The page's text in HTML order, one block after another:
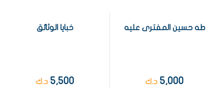
طه حسين المفترى عليه
5,000 د.ك
خبايا الوثائق
5,500 د.ك